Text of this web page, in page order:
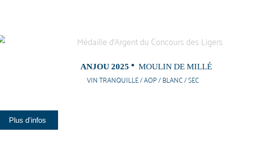
ANJOU 2025 MOULIN DE MILLÉ
VIN TRANQUILLE / AOP / BLANC / SEC
Plus d'infos